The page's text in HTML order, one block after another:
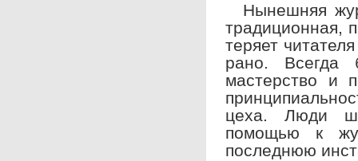
Нынешняя
традиционная,
теряет
рано. Всегда
мастерство и
цеха. Люди
помощью к
последнюю